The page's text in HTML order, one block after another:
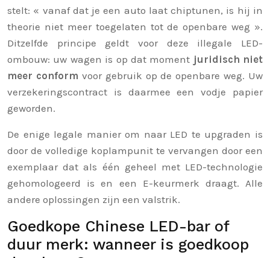
stelt: « vanaf dat je een auto laat chiptunen, is hij in
theorie niet meer toegelaten tot de openbare weg ».
Ditzelfde principe geldt voor deze illegale LED-
ombouw: uw wagen is op dat moment juridisch niet
meer conform voor gebruik op de openbare weg. Uw
verzekeringscontract is daarmee een vodje papier
geworden.
De enige legale manier om naar LED te upgraden is
door de volledige koplampunit te vervangen door een
exemplaar dat als één geheel met LED-technologie
gehomologeerd is en een E-keurmerk draagt. Alle
andere oplossingen zijn een valstrik.
Goedkope Chinese LED-bar of
duur merk: wanneer is goedkoop